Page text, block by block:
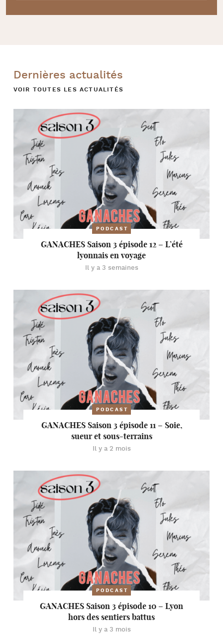
Dernières actualités
VOIR TOUTES LES ACTUALITÉS
PODCAST
GANACHES Saison 3 épisode 12 – L’été
lyonnais en voyage
Il y a 3 semaines
PODCAST
GANACHES Saison 3 épisode 11 – Soie,
sueur et sous-terrains
Il y a 2 mois
PODCAST
GANACHES Saison 3 épisode 10 – Lyon
hors des sentiers battus
Il y a 3 mois